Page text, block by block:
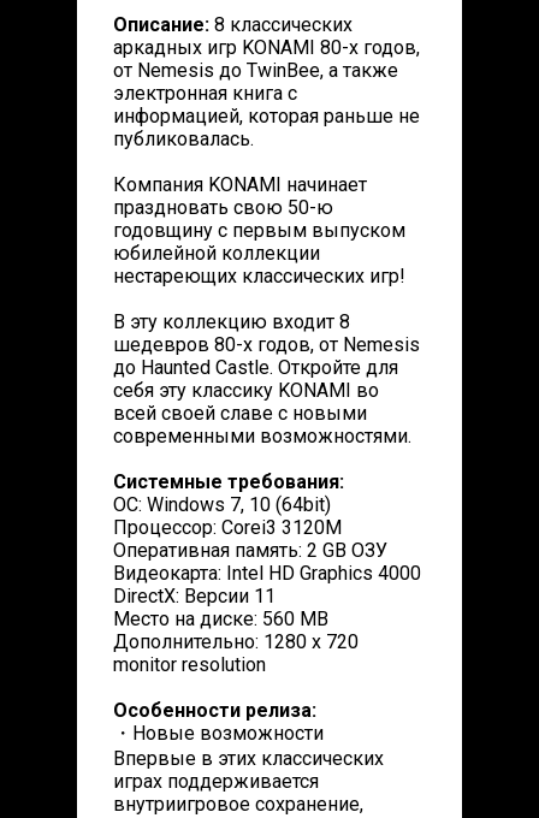
Описание: 8 классических
аркадных игр KONAMI 80-х годов,
от Nemesis до TwinBee, а также
электронная книга с
информацией, которая раньше не
публиковалась.
Компания KONAMI начинает
праздновать свою 50-ю
годовщину с первым выпуском
юбилейной коллекции
нестареющих классических игр!
В эту коллекцию входит 8
шедевров 80-х годов, от Nemesis
до Haunted Castle. Откройте для
себя эту классику KONAMI во
всей своей славе с новыми
современными возможностями.
Системные требования:
ОС: Windows 7, 10 (64bit)
Процессор: Corei3 3120M
Оперативная память: 2 GB ОЗУ
Видеокарта: Intel HD Graphics 4000
DirectX: Версии 11
Место на диске: 560 MB
Дополнительно: 1280 x 720
monitor resolution
Особенности релиза:
・Новые возможности
Впервые в этих классических
играх поддерживается
внутриигровое сохранение,